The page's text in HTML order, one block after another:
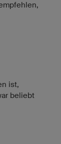
ist,
beliebt